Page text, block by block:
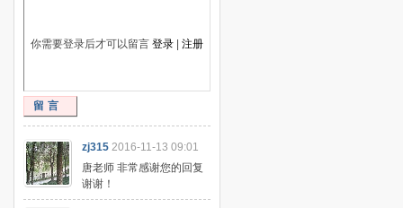
你需要登录后才可以留言 登录 注册
留言
zj315 2016-11-13 09:01
唐老师 非常感谢您的回复
谢谢！